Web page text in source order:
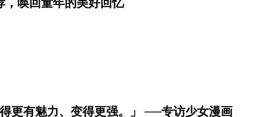
，唤回童年的美好回忆
更有魅力、变得更强。」 ──专访少女漫画